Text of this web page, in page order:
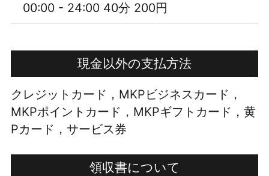
00:00 - 24:00 40分 200円
現金以外の支払方法
クレジットカード，MKPビジネスカード，
MKPポイントカード，MKPギフトカード，黄
Pカード，サービス券
領収書について